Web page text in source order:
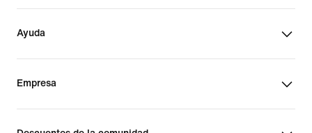
Ayuda
Empresa